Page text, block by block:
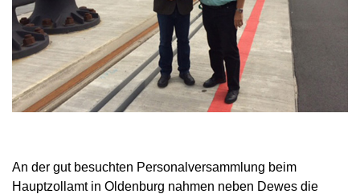
An der gut besuchten Personalversammlung beim
Hauptzollamt in Oldenburg nahmen neben Dewes die